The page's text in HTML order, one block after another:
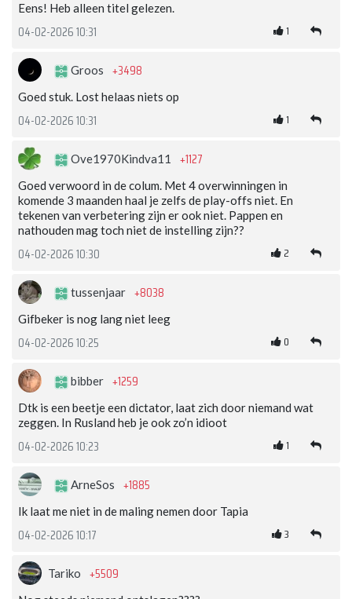
Eens! Heb alleen titel gelezen.
04-02-2026 10:31 1
Groos +3498
Goed stuk. Lost helaas niets op
04-02-2026 10:31 1
Ove1970Kindva11 +1127
Goed verwoord in de colum. Met 4 overwinningen in
komende 3 maanden haal je zelfs de play-offs niet. En
tekenen van verbetering zijn er ook niet. Pappen en
nathouden mag toch niet de instelling zijn??
04-02-2026 10:30 2
tussenjaar +8038
Gifbeker is nog lang niet leeg
04-02-2026 10:25 0
bibber +1259
Dtk is een beetje een dictator, laat zich door niemand wat
zeggen. In Rusland heb je ook zo’n idioot
04-02-2026 10:23 1
ArneSos +1885
Ik laat me niet in de maling nemen door Tapia
04-02-2026 10:17 3
Tariko +5509